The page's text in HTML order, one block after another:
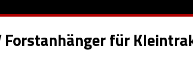
Forstanhänger für